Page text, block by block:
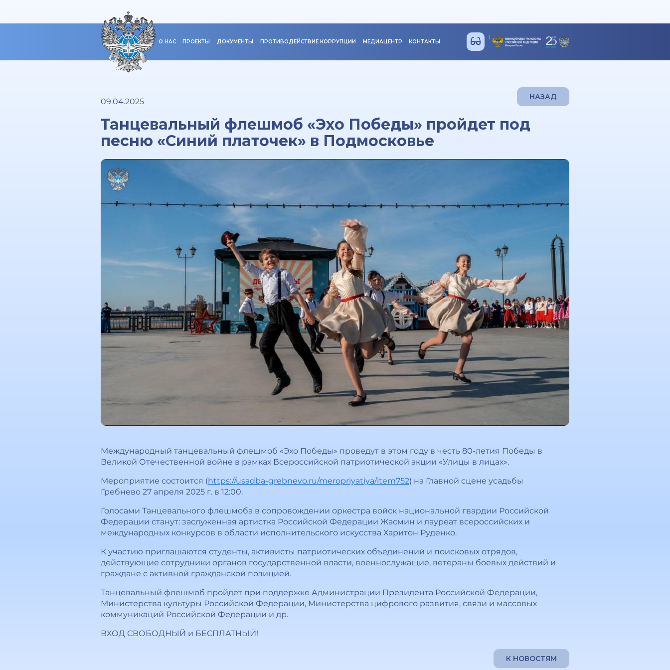
О НАС ПРОЕКТЫ ДОКУМЕНТЫ ПРОТИВОДЕЙСТВИЕ КОРРУПЦИИ МЕДИАЦЕНТР КОНТАКТЫ
09.04.2025 НАЗАД
Танцевальный флешмоб «Эхо Победы» пройдет под
песню «Синий платочек» в Подмосковье
Международный танцевальный флешмоб «Эхо Победы» проведут в этом году в честь 80-летия Победы в
Великой Отечественной войне в рамках Всероссийской патриотической акции «Улицы в лицах».
Мероприятие состоится (https://usadba-grebnevo.ru/meropriyatiya/item752) на Главной сцене усадьбы
Гребнево 27 апреля 2025 г. в 12:00.
Голосами Танцевального флешмоба в сопровождении оркестра войск национальной гвардии Российской
Федерации станут: заслуженная артистка Российской Федерации Жасмин и лауреат всероссийских и
международных конкурсов в области исполнительского искусства Харитон Руденко.
К участию приглашаются студенты, активисты патриотических объединений и поисковых отрядов,
действующие сотрудники органов государственной власти, военнослужащие, ветераны боевых действий и
граждане с активной гражданской позицией.
Танцевальный флешмоб пройдет при поддержке Администрации Президента Российской Федерации,
Министерства культуры Российской Федерации, Министерства цифрового развития, связи и массовых
коммуникаций Российской Федерации и др.
ВХОД СВОБОДНЫЙ и БЕСПЛАТНЫЙ!
К НОВОСТЯМ